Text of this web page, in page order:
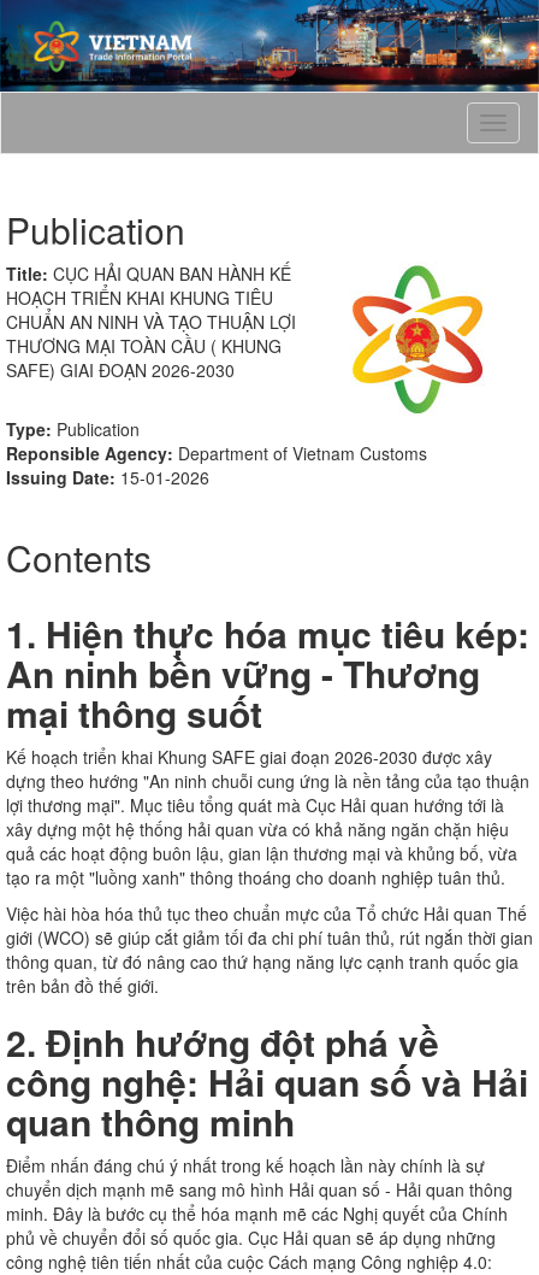
T
o
Publication
Title: CỤC HẢI QUAN BAN HÀNH KẾ
HOẠCH TRIỂN KHAI KHUNG TIÊU
CHUẨN AN NINH VÀ TẠO THUẬN LỢI
THƯƠNG MẠI TOÀN CẦU ( KHUNG
SAFE) GIAI ĐOẠN 2026-2030
Type: Publication
Reponsible Agency: Department of Vietnam Customs
Issuing Date: 15-01-2026
Contents
1. Hiện thực hóa mục tiêu kép:
An ninh bền vững - Thương
mại thông suốt
Kế hoạch triển khai Khung SAFE giai đoạn 2026-2030 được xây
dựng theo hướng "An ninh chuỗi cung ứng là nền tảng của tạo thuận
lợi thương mại". Mục tiêu tổng quát mà Cục Hải quan hướng tới là
xây dựng một hệ thống hải quan vừa có khả năng ngăn chặn hiệu
quả các hoạt động buôn lậu, gian lận thương mại và khủng bố, vừa
tạo ra một "luồng xanh" thông thoáng cho doanh nghiệp tuân thủ.
Việc hài hòa hóa thủ tục theo chuẩn mực của Tổ chức Hải quan Thế
giới (WCO) sẽ giúp cắt giảm tối đa chi phí tuân thủ, rút ngắn thời gian
thông quan, từ đó nâng cao thứ hạng năng lực cạnh tranh quốc gia
trên bản đồ thế giới.
2. Định hướng đột phá về
công nghệ: Hải quan số và Hải
quan thông minh
Điểm nhấn đáng chú ý nhất trong kế hoạch lần này chính là sự
chuyển dịch mạnh mẽ sang mô hình Hải quan số - Hải quan thông
minh. Đây là bước cụ thể hóa mạnh mẽ các Nghị quyết của Chính
phủ về chuyển đổi số quốc gia. Cục Hải quan sẽ áp dụng những
công nghệ tiên tiến nhất của cuộc Cách mạng Công nghiệp 4.0: